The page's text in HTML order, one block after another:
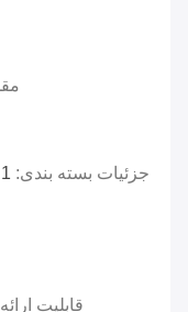
جزئیات بسته بندی: 1 عدد در هر جعبه ، 10 عدد در هر کارتن
قابلیت